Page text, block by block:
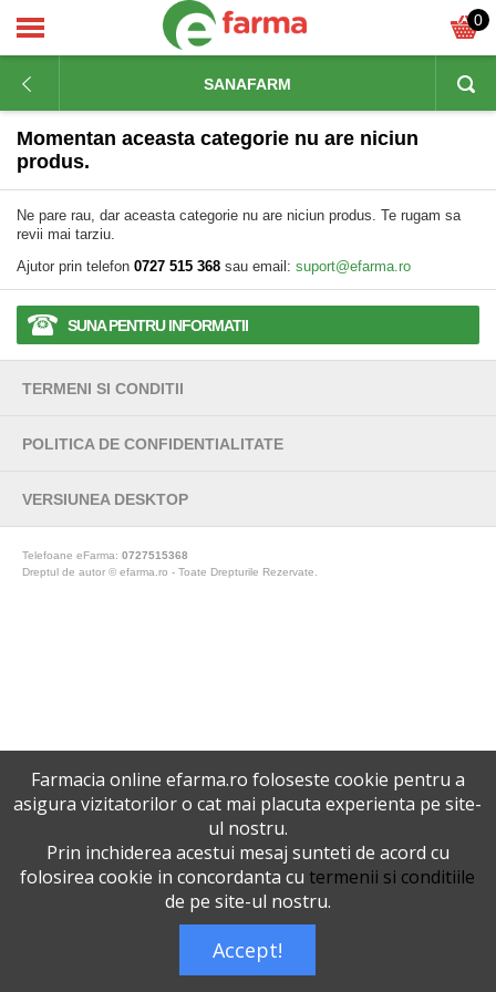
0
SANAFARM
Momentan aceasta categorie nu are niciun
produs.
Ne pare rau, dar aceasta categorie nu are niciun produs. Te rugam sa
revii mai tarziu.
Ajutor prin telefon 0727 515 368 sau email: suport@efarma.ro
SUNA PENTRU INFORMATII
TERMENI SI CONDITII
POLITICA DE CONFIDENTIALITATE
VERSIUNEA DESKTOP
Telefoane eFarma: 0727515368
Dreptul de autor © efarma.ro - Toate Drepturile Rezervate.
Farmacia online efarma.ro foloseste cookie pentru a
asigura vizitatorilor o cat mai placuta experienta pe site-
ul nostru.
Prin inchiderea acestui mesaj sunteti de acord cu
folosirea cookie in concordanta cu termenii si conditiile
de pe site-ul nostru.
Accept!